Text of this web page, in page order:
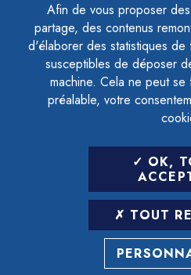
Afin de vous proposer
partage, des contenus
d'élaborer des statistiques de
susceptibles de déposer
machine. Cela ne peut
préalable, votre
OK,
TOUT
ACCESSIBILITÉ -
PLAN
MENTIONS
CONTACTER LE DÉLÉGUÉ À LA
GESTION
LETTRE
SAISIR VOTRE
POUR VOUS
ARCHIVES